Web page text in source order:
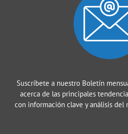
Suscríbete a nuestro Boletín
acerca de las principales
con información clave y análisis del